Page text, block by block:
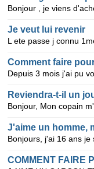
Je veut lui revenir
Comment faire
Reviendra-t-il un
J'aime un homme,
COMMENT FAIRE